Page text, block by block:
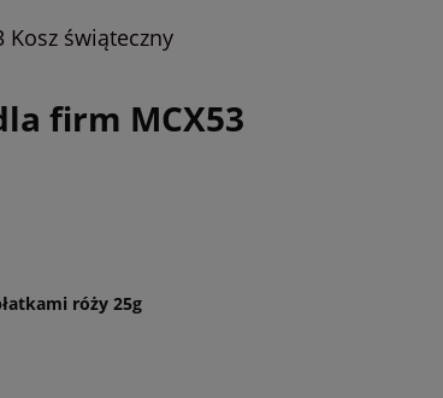
Kosz świąteczny
firm MCX53
róży 25g